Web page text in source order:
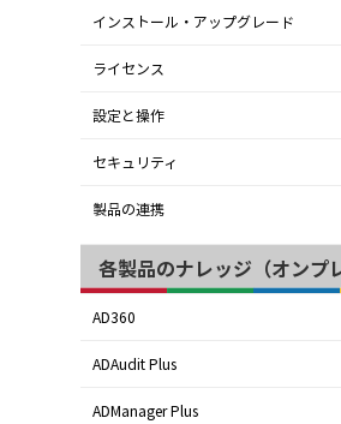
インストール・アップグレード
ライセンス
設定と操作
セキュリティ
製品の連携
各製品のナレッジ（オンプ
AD360
ADAudit Plus
ADManager Plus